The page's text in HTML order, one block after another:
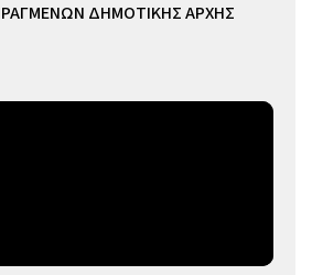
ΔΗΜΟΤΙΚΗΣ ΑΡΧΗΣ